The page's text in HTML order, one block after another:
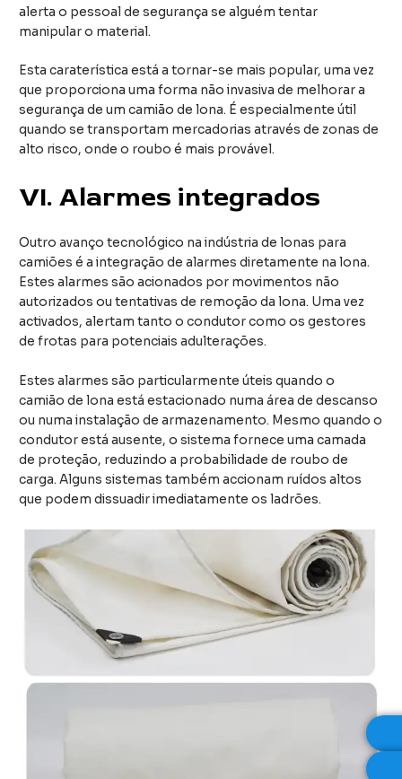
alerta o pessoal de segurança se alguém tentar
manipular o material.
Esta caraterística está a tornar-se mais popular, uma vez
que proporciona uma forma não invasiva de melhorar a
segurança de um camião de lona. É especialmente útil
quando se transportam mercadorias através de zonas de
alto risco, onde o roubo é mais provável.
VI.Alarmes integrados
Outro avanço tecnológico na indústria de lonas para
camiões é a integração de alarmes diretamente na lona.
Estes alarmes são acionados por movimentos não
autorizados ou tentativas de remoção da lona. Uma vez
activados, alertam tanto o condutor como os gestores
de frotas para potenciais adulterações.
Estes alarmes são particularmente úteis quando o
camião de lona está estacionado numa área de descanso
ou numa instalação de armazenamento. Mesmo quando o
condutor está ausente, o sistema fornece uma camada
de proteção, reduzindo a probabilidade de roubo de
carga. Alguns sistemas também accionam ruídos altos
que podem dissuadir imediatamente os ladrões.